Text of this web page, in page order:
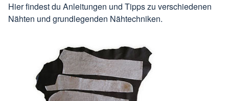
Hier findest du Anleitungen und Tipps zu verschiedenen
Nähten und grundlegenden Nähtechniken.